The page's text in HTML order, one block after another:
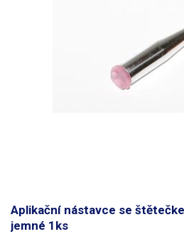
Aplikační nástavce se
jemné 1ks